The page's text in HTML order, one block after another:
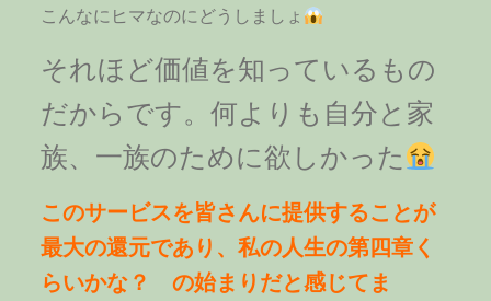
こんなにヒマなのにどうしましょ
それほど価値を知っているもの
だからです。何よりも自分と家
族、一族のために欲しかった
このサービスを皆さんに提供することが
最大の還元であり、私の人生の第四章く
らいかな？ の始まりだと感じてま